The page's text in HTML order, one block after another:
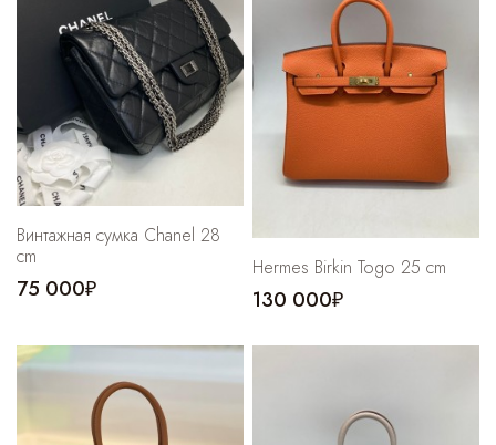
Винтажная сумка Chanel 28
cm
75 000₽
Hermes Birkin Togo 25 cm
130 000₽
Cпортивные брюки
Комбинезоны